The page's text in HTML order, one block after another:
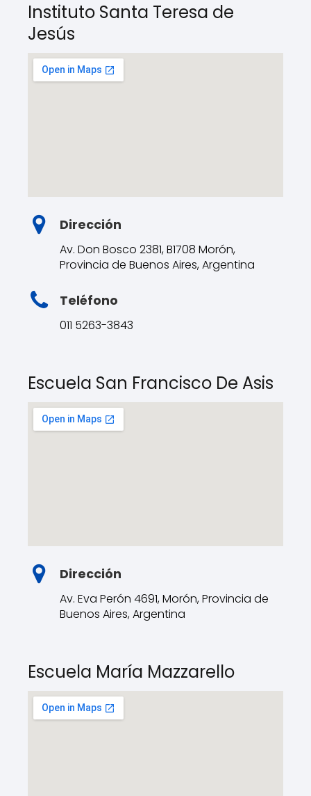
Instituto Santa Teresa de
Jesús
Dirección
Av. Don Bosco 2381, B1708 Morón,
Provincia de Buenos Aires, Argentina
Teléfono
011 5263-3843
Escuela San Francisco De Asis
Dirección
Av. Eva Perón 4691, Morón, Provincia de
Buenos Aires, Argentina
Escuela María Mazzarello